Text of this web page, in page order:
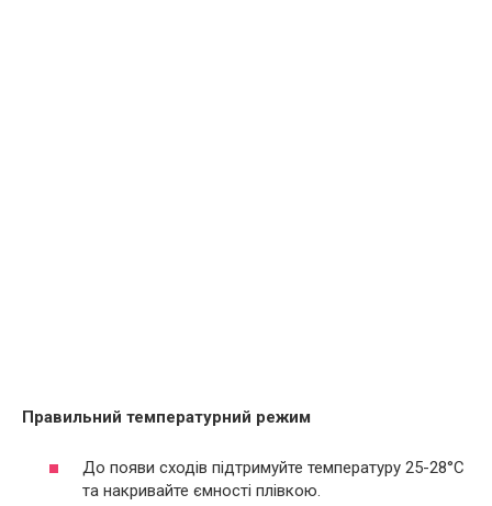
Правильний температурний режим
До появи сходів підтримуйте температуру 25-28°C
та накривайте ємності плівкою.